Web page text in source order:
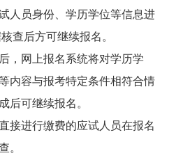
人员身份、学历学位等信息进
查后方可继续报名。
，网上报名系统将对学历学
内容与报考特定条件相符合情
后可继续报名。
接进行缴费的应试人员在报名